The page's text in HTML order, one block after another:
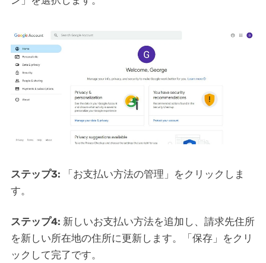
ステップ3:
「お支払い方法の管理」をクリックしま
す。
ステップ4: 新しいお支払い方法を追加し、請求先住所
を新しい所在地の住所に更新します。「保存」をクリ
ックして完了です。